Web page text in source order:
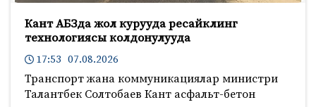
Кант АБЗда жол курууда ресайклинг
технологиясы колдонулууда
17:53 07.08.2026
Транспорт жана коммуникациялар министри
Талантбек Солтобаев Кант асфальт-бетон